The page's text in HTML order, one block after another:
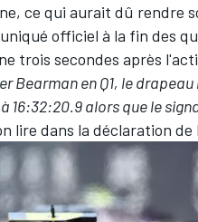
ce qui aurait dû rendre
officiel à la fin des
trois secondes après
Bearman en Q1, le
16:32:20.9 alors que le
lire dans la déclaration de